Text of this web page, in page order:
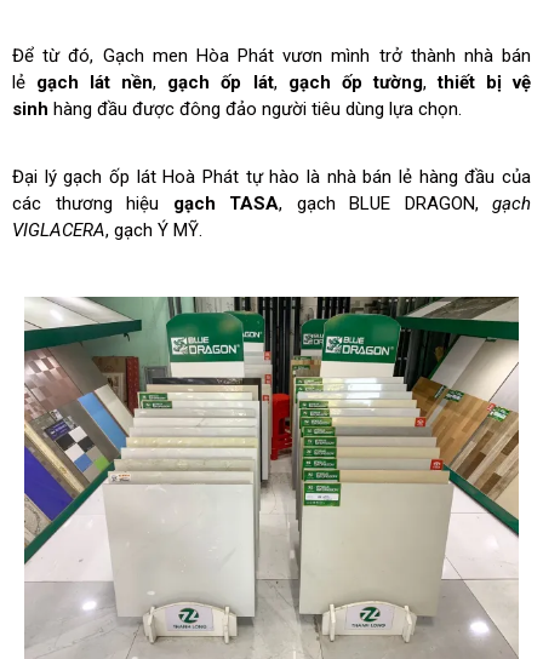
Để từ đó, Gạch men Hòa Phát vươn mình trở thành nhà bán
lẻ gạch lát nền, gạch ốp lát, gạch ốp tường,thiết bị vệ
sinh hàng đầu được đông đảo người tiêu dùng lựa chọn.
Đại lý gạch ốp lát Hoà Phát tự hào là nhà bán lẻ hàng đầu của
các thương hiệu gạch TASA, gạch BLUE DRAGON, gạch
VIGLACERA, gạch Ý MỸ.